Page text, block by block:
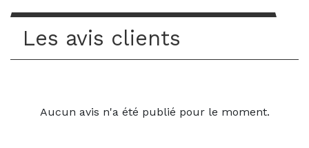
Les avis clients
Aucun avis n'a été publié pour le moment.